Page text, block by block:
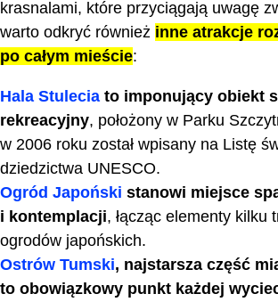
krasnalami, które przyciągają uwagę
warto odkryć również inne atrakcje
po całym mieście:
Hala Stulecia to imponujący obiekt
rekreacyjny, położony w Parku
w 2006 roku został wpisany na Listę
dziedzictwa UNESCO.
Ogród Japoński stanowi miejsce
i kontemplacji, łącząc elementy kilku
ogrodów japońskich.
Ostrów Tumski, najstarsza część
to obowiązkowy punkt każdej